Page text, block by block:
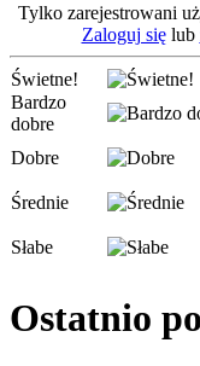
Tylko zarejestrowani
Zaloguj sięlub
Świetne!
Bardzo
dobre
Dobre
Średnie
Słabe
Ostatnio